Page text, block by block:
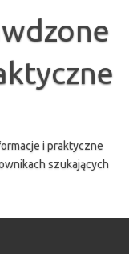
i praktyczne
szukających